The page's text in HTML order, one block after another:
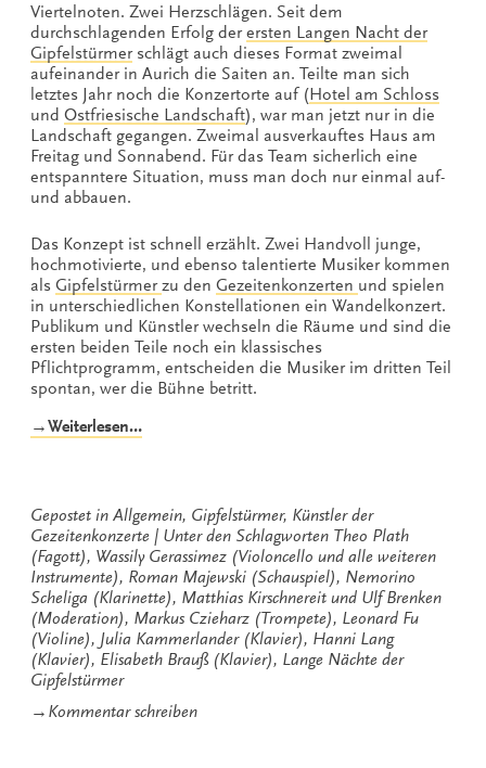
Viertelnoten. Zwei Herzschlägen. Seit dem
durchschlagenden Erfolg derersten Langen Nacht der
Gipfelstürmerschlägt auch dieses Format zweimal
aufeinander in Aurich die Saiten an. Teilte man sich
letztes Jahr noch die Konzertorte auf (Hotel am Schloss
und Ostfriesische Landschaft), war man jetzt nur in die
Landschaft gegangen. Zweimal ausverkauftes Haus am
Freitag und Sonnabend. Für das Team sicherlich eine
entspanntere Situation, muss man doch nur einmal auf-
und abbauen.
Das Konzept ist schnell erzählt. Zwei Handvoll junge,
hochmotivierte, und ebenso talentierte Musiker kommen
als Gipfelstürmerzu den Gezeitenkonzerten und spielen
in unterschiedlichen Konstellationen ein Wandelkonzert.
Publikum und Künstler wechseln die Räume und sind die
ersten beiden Teile noch ein klassisches
Pflichtprogramm, entscheiden die Musiker im dritten Teil
spontan, wer die Bühne betritt.
→Weiterlesen…„Elf
sein“
Gepostet in Allgemein, Gipfelstürmer, Künstler der
Gezeitenkonzerte
Unter den Schlagworten Theo Plath
(Fagott), Wassily Gerassimez (Violoncello und alle weiteren
Instrumente), Roman Majewski (Schauspiel), Nemorino
Scheliga (Klarinette), Matthias Kirschnereit und Ulf Brenken
(Moderation), Markus Czieharz (Trompete), Leonard Fu
(Violine), Julia Kammerlander (Klavier), Hanni Lang
(Klavier), Elisabeth Brauß (Klavier), Lange Nächte der
Gipfelstürmer
→ Kommentar schreibenzu